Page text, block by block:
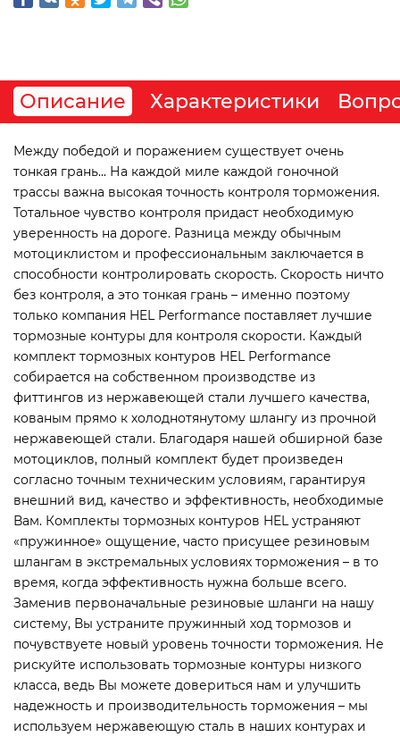
Описание Характеристики
Между победой и поражением существует очень
тонкая грань... На каждой миле каждой гоночной
трассы важна высокая точность контроля торможения.
Тотальное чувство контроля придаст необходимую
уверенность на дороге. Разница между обычным
мотоциклистом и профессиональным заключается в
способности контролировать скорость. Скорость ничто
без контроля, а это тонкая грань – именно поэтому
только компания HEL Performance поставляет лучшие
тормозные контуры для контроля скорости. Каждый
комплект тормозных контуров HEL Performance
собирается на собственном производстве из
фиттингов из нержавеющей стали лучшего качества,
кованым прямо к холоднотянутому шлангу из прочной
нержавеющей стали. Благодаря нашей обширной базе
мотоциклов, полный комплект будет произведен
согласно точным техническим условиям, гарантируя
внешний вид, качество и эффективность, необходимые
Вам. Комплекты тормозных контуров HEL устраняют
«пружинное» ощущение, часто присущее резиновым
шлангам в экстремальных условиях торможения – в то
время, когда эффективность нужна больше всего.
Заменив первоначальные резиновые шланги на нашу
систему, Вы устраните пружинный ход тормозов и
почувствуете новый уровень точности торможения. Не
рискуйте использовать тормозные контуры низкого
класса, ведь Вы можете довериться нам и улучшить
надежность и производительность торможения – мы
используем нержавеющую сталь в наших контурах и